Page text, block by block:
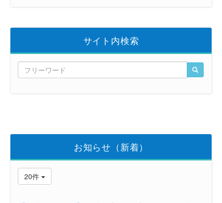
サイト内検索
お知らせ（新着）
20件